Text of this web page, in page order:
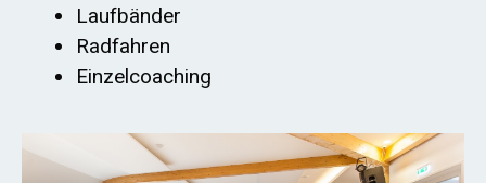
Laufbänder
Radfahren
Einzelcoaching